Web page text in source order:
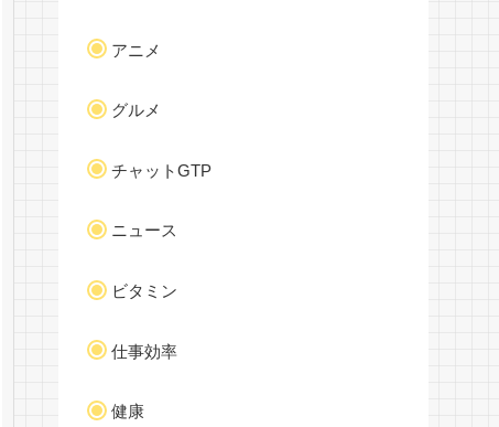
アニメ
グルメ
チャットGTP
ニュース
ビタミン
仕事効率
健康